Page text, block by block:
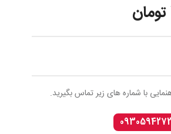
با شماره های زیر تماس بگیرید.